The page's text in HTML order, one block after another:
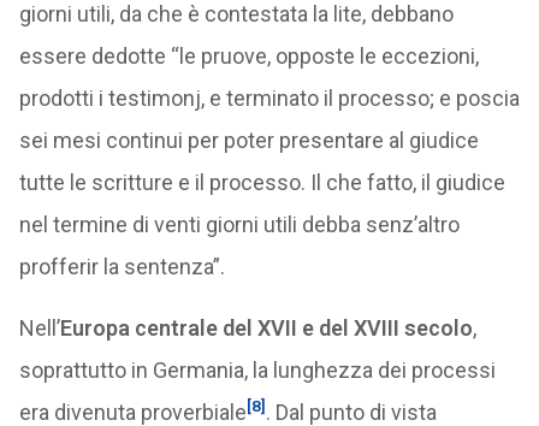
giorni utili, da che è contestata la lite, debbano
essere dedotte “le pruove, opposte le eccezioni,
prodotti i testimonj, e terminato il processo; e poscia
sei mesi continui per poter presentare al giudice
tutte le scritture e il processo. Il che fatto, il giudice
nel termine di venti giorni utili debba senz’altro
profferir la sentenza”.
Nell’Europa centrale del XVII e del XVIII secolo,
soprattutto in Germania, la lunghezza dei processi
era divenuta proverbiale[8] . Dal punto di vista